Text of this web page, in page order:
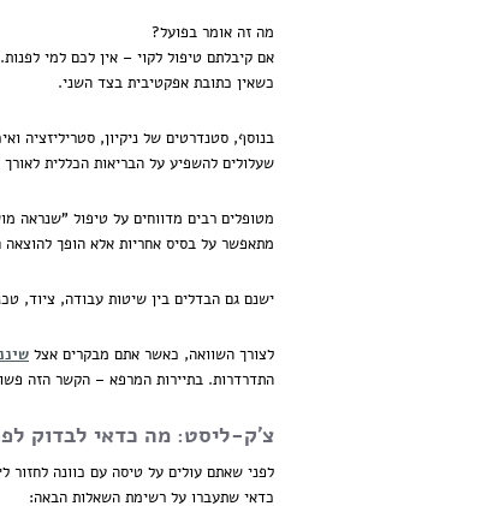
מה זה אומר בפועל?
אם קיבלתם טיפול לקוי – אין לכם למי
כשאין כתובת אפקטיבית בצד השני.
בנוסף, סטנדרטים של ניקיון, סטריליזציה
שעלולים להשפיע על הבריאות הכללית לאורך
מטופלים רבים מדווחים על טיפול "שנראה
מתאפשר על בסיס אחריות אלא הופך
ישנם גם הבדלים בין שיטות עבודה, ציוד,
לצורך השוואה, כאשר אתם מבקרים אצל
התדרדרות. בתיירות המרפא – הקשר הזה
צ'ק-ליסט: מה כדאי לבדוק
לפני שאתם עולים על טיסה עם כוונה לחזור
כדאי שתעברו על רשימת השאלות הבאה: